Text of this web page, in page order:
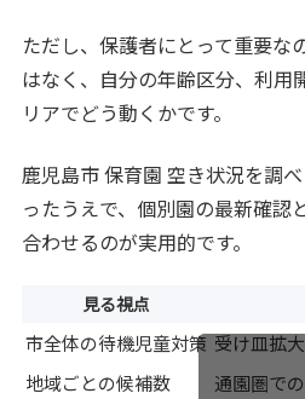
ただし、保護者にとって重要な
はなく、自分の年齢区分、利用
リアでどう動くかです。
鹿児島市 保育園 空き状況を調
ったうえで、個別園の最新確認
合わせるのが実用的です。
見る視点
市全体の待機児童対策 受け皿拡
地域ごとの候補数
通園圏で